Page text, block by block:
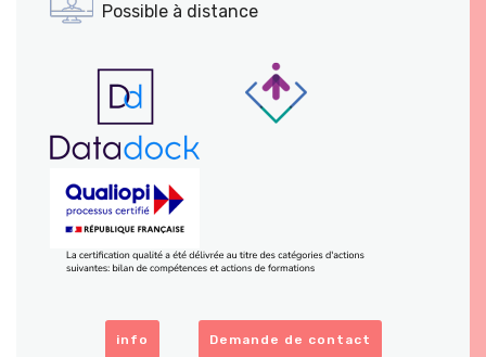
Possible à distance
info Demande de contact